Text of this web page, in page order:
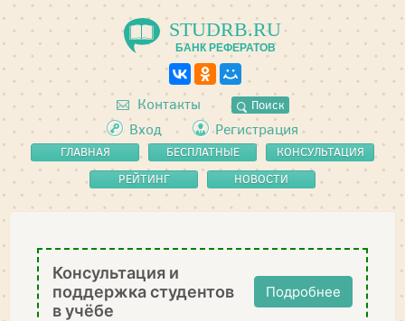
STUDRB.RU
БАНК РЕФЕРАТОВ
Контакты Поиск
Вход Регистрация
ГЛАВНАЯ
БЕСПЛАТНЫЕ
РЕФЕРАТЫ
КОНСУЛЬТАЦИЯ
РЕЙТИНГ
НОВОСТИ
Консультация и
поддержка студентов
в учёбе
Подробнее